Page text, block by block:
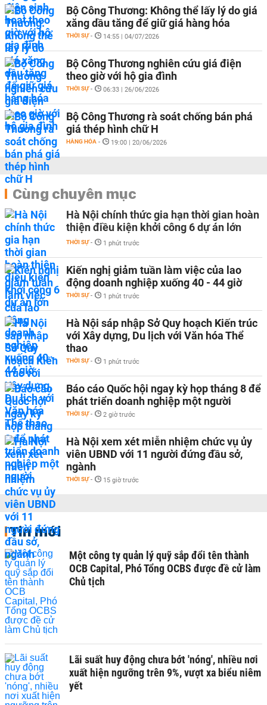
Bộ Công Thương: Không thể lấy lý do giá
xăng dầu tăng để giữ giá hàng hóa
THỜI SỰ - 14:55 | 04/07/2026
Bộ Công Thương nghiên cứu giá điện
theo giờ với hộ gia đình
THỜI SỰ - 06:33 | 26/06/2026
Bộ Công Thương rà soát chống bán phá
giá thép hình chữ H
HÀNG HÓA - 19:00 | 20/06/2026
Cùng chuyên mục
Hà Nội chính thức gia hạn thời gian hoàn
thiện điều kiện khởi công 6 dự án lớn
THỜI SỰ - 1 phút trước
Kiến nghị giảm tuần làm việc của lao
động doanh nghiệp xuống 40 - 44 giờ
THỜI SỰ - 1 phút trước
Hà Nội sáp nhập Sở Quy hoạch Kiến trúc
với Xây dựng, Du lịch với Văn hóa Thể
thao
THỜI SỰ - 1 phút trước
Báo cáo Quốc hội ngay kỳ họp tháng 8 để
phát triển doanh nghiệp một người
THỜI SỰ - 2 giờ trước
Hà Nội xem xét miễn nhiệm chức vụ ủy
viên UBND với 11 người đứng đầu sở,
ngành
THỜI SỰ - 15 giờ trước
Tin mới
Một công ty quản lý quỹ sắp đổi tên thành
OCB Capital, Phó Tổng OCBS được đề cử làm
Chủ tịch
Lãi suất huy động chưa bớt 'nóng', nhiều nơi
xuất hiện ngưỡng trên 9%, vượt xa biểu niêm
yết